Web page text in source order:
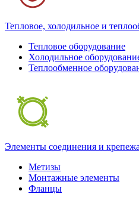
Тепловое, холодильное и
Тепловое оборудование
Холодильное
Теплообменное
Элементы соединения и крепежа
Метизы
Монтажные элементы
Фланцы